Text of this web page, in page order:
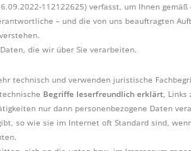
112122625) verfasst, um Ihnen
– und die von uns beauftragten
die wir über Sie verarbeiten.
technisch und verwenden juristische
Begriffe leserfreundlich erklärt, Links
nur dann personenbezogene Daten
so wie sie im Internet oft Standard sind,